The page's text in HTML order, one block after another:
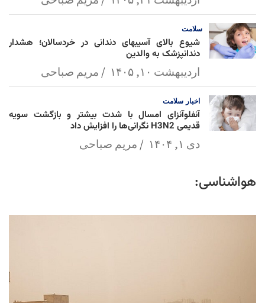
سلامت
شیوع بالای آسیبهای دندانی در خردسالان؛ هشدار
دندانپزشک به والدین
اردیبهشت ۱۰, ۱۴۰۵ مریم صباحی
اخبار سلامت
آنفلوآنزای امسال با شدت بیشتر و بازگشت سویه
قدیمی H3N2 نگرانی‌ها را افزایش داد
دی ۱, ۱۴۰۴ مریم صباحی
هواشناسی: